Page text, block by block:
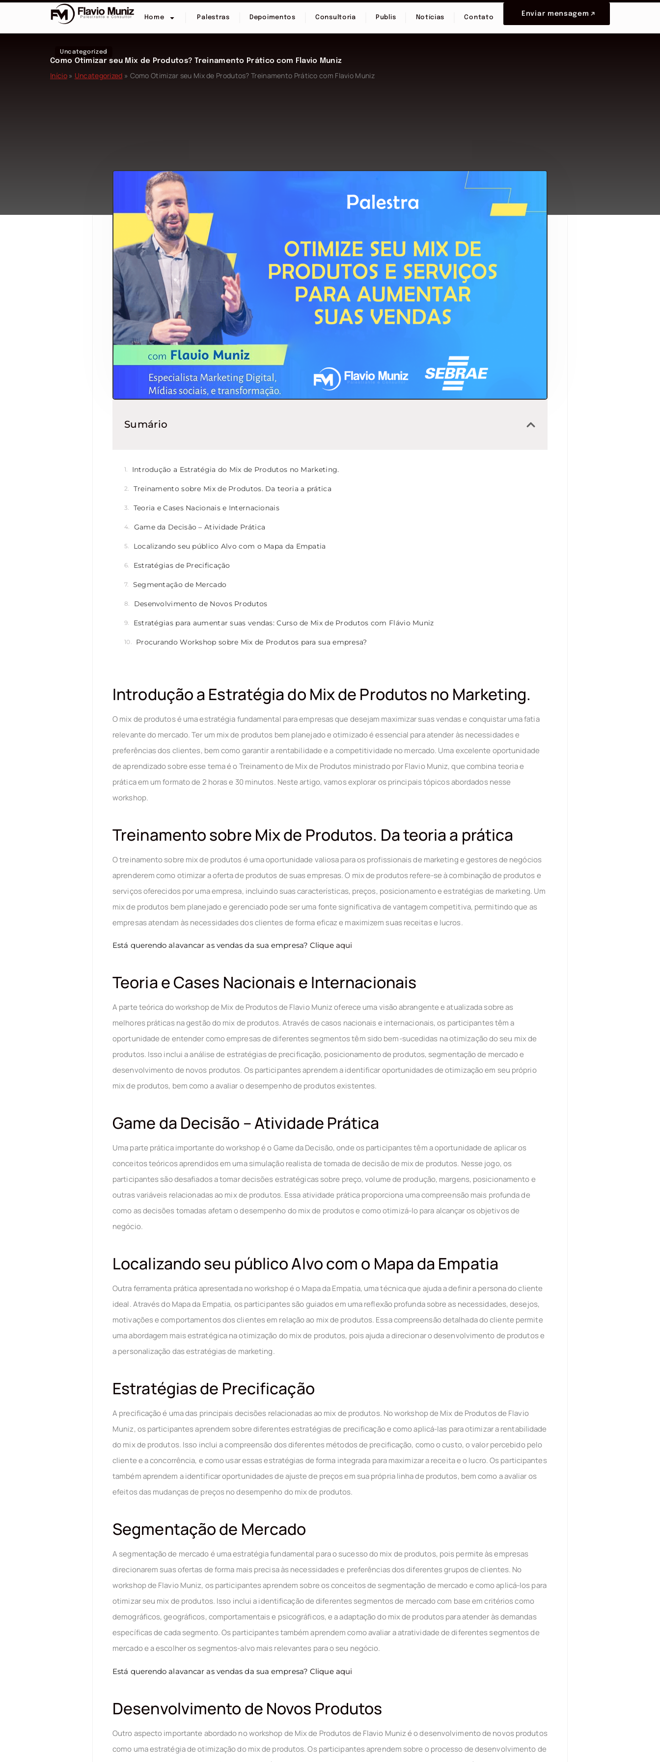
Home Palestras Depoimentos Consultoria Publis Notícias Contato
Enviar mensagem
Uncategorized
Como Otimizar seu Mix de Produtos? Treinamento Prático com Flavio Muniz
Início» Uncategorized » Como Otimizar seu Mix de Produtos? Treinamento Prático com Flavio Muniz
Sumário
Introdução a Estratégia do Mix de Produtos no Marketing.
Treinamento sobre Mix de Produtos. Da teoria a prática
Teoria e Cases Nacionais e Internacionais
Game da Decisão – Atividade Prática
Localizando seu público Alvo com o Mapa da Empatia
Estratégias de Precificação
Segmentação de Mercado
Desenvolvimento de Novos Produtos
Estratégias para aumentar suas vendas: Curso de Mix de Produtos com Flávio Muniz
Procurando Workshop sobre Mix de Produtos para sua empresa?
Introdução a Estratégia do Mix de Produtos no Marketing.
O mix de produtos é uma estratégia fundamental para empresas que desejam maximizar suas vendas e conquistar uma fatia
relevante do mercado. Ter um mix de produtos bem planejado e otimizado é essencial para atender às necessidades e
preferências dos clientes, bem como garantir a rentabilidade e a competitividade no mercado. Uma excelente oportunidade
de aprendizado sobre esse tema é o Treinamento de Mix de Produtos ministrado por Flavio Muniz, que combina teoria e
prática em um formato de 2 horas e 30 minutos. Neste artigo, vamos explorar os principais tópicos abordados nesse
workshop.
Treinamento sobre Mix de Produtos. Da teoria a prática
O treinamento sobre mix de produtos é uma oportunidade valiosa para os profissionais de marketing e gestores de negócios
aprenderem como otimizar a oferta de produtos de suas empresas. O mix de produtos refere-se à combinação de produtos e
serviços oferecidos por uma empresa, incluindo suas características, preços, posicionamento e estratégias de marketing. Um
mix de produtos bem planejado e gerenciado pode ser uma fonte significativa de vantagem competitiva, permitindo que as
empresas atendam às necessidades dos clientes de forma eficaz e maximizem suas receitas e lucros.
Está querendo alavancar as vendas da sua empresa?Clique aqui
Teoria e Cases Nacionais e Internacionais
A parte teórica do workshop de Mix de Produtos de Flavio Muniz oferece uma visão abrangente e atualizada sobre as
melhores práticas na gestão do mix de produtos. Através de casos nacionais e internacionais, os participantes têm a
oportunidade de entender como empresas de diferentes segmentos têm sido bem-sucedidas na otimização do seu mix de
produtos. Isso inclui a análise de estratégias de precificação, posicionamento de produtos, segmentação de mercado e
desenvolvimento de novos produtos. Os participantes aprendem a identificar oportunidades de otimização em seu próprio
mix de produtos, bem como a avaliar o desempenho de produtos existentes.
Game da Decisão – Atividade Prática
Uma parte prática importante do workshop é o Game da Decisão, onde os participantes têm a oportunidade de aplicar os
conceitos teóricos aprendidos em uma simulação realista de tomada de decisão de mix de produtos. Nesse jogo, os
participantes são desafiados a tomar decisões estratégicas sobre preço, volume de produção, margens, posicionamento e
outras variáveis relacionadas ao mix de produtos. Essa atividade prática proporciona uma compreensão mais profunda de
como as decisões tomadas afetam o desempenho do mix de produtos e como otimizá-lo para alcançar os objetivos de
negócio.
Localizando seu público Alvo com o Mapa da Empatia
Outra ferramenta prática apresentada no workshop é o Mapa da Empatia, uma técnica que ajuda a definir a persona do cliente
ideal. Através do Mapa da Empatia, os participantes são guiados em uma reflexão profunda sobre as necessidades, desejos,
motivações e comportamentos dos clientes em relação ao mix de produtos. Essa compreensão detalhada do cliente permite
uma abordagem mais estratégica na otimização do mix de produtos, pois ajuda a direcionar o desenvolvimento de produtos e
a personalização das estratégias de marketing.
Estratégias de Precificação
A precificação é uma das principais decisões relacionadas ao mix de produtos. No workshop de Mix de Produtos de Flavio
Muniz, os participantes aprendem sobre diferentes estratégias de precificação e como aplicá-las para otimizar a rentabilidade
do mix de produtos. Isso inclui a compreensão dos diferentes métodos de precificação, como o custo, o valor percebido pelo
cliente e a concorrência, e como usar essas estratégias de forma integrada para maximizar a receita e o lucro. Os participantes
também aprendem a identificar oportunidades de ajuste de preços em sua própria linha de produtos, bem como a avaliar os
efeitos das mudanças de preços no desempenho do mix de produtos.
Segmentação de Mercado
A segmentação de mercado é uma estratégia fundamental para o sucesso do mix de produtos, pois permite às empresas
direcionarem suas ofertas de forma mais precisa às necessidades e preferências dos diferentes grupos de clientes. No
workshop de Flavio Muniz, os participantes aprendem sobre os conceitos de segmentação de mercado e como aplicá-los para
otimizar seu mix de produtos. Isso inclui a identificação de diferentes segmentos de mercado com base em critérios como
demográficos, geográficos, comportamentais e psicográficos, e a adaptação do mix de produtos para atender às demandas
específicas de cada segmento. Os participantes também aprendem como avaliar a atratividade de diferentes segmentos de
mercado e a escolher os segmentos-alvo mais relevantes para o seu negócio.
Está querendo alavancar as vendas da sua empresa?Clique aqui
Desenvolvimento de Novos Produtos
Outro aspecto importante abordado no workshop de Mix de Produtos de Flavio Muniz é o desenvolvimento de novos produtos
como uma estratégia de otimização do mix de produtos. Os participantes aprendem sobre o processo de desenvolvimento de